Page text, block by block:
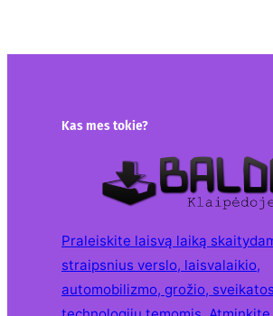
Kas mes tokie?
Praleiskite laisvą laiką
straipsnius verslo, laisvalaikio,
automobilizmo, grožio,